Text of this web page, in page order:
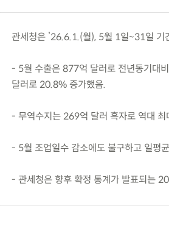
관세청은 ’26.6.1.(월), 5월 1일~31일 기
- 5월 수출은 877억 달러로 전년동기대
달러로 20.8% 증가했음.
- 무역수지는 269억 달러 흑자로 역대 최
- 5월 조업일수 감소에도 불구하고 일평
- 관세청은 향후 확정 통계가 발표되는